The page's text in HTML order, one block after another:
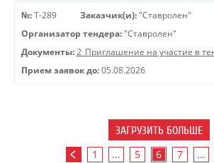
№: Т-289 Заказчик(и): "Ставролен"
Организатор тендера: "Ставролен"
Документы: 2_Приглашение на участие в
Прием заявок до: 05.08.2026
ЗАГРУЗИТЬ БОЛЬШЕ
1 ... 5 6 7 ...